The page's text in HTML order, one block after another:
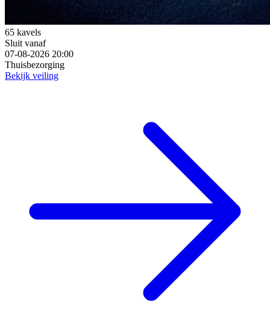
65 kavels
Sluit vanaf
07-08-2026 20:00
Thuisbezorging
Bekijk veiling